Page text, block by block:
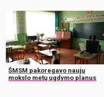
ŠMSM pakoregavo naujų
mokslo metų ugdymo planus